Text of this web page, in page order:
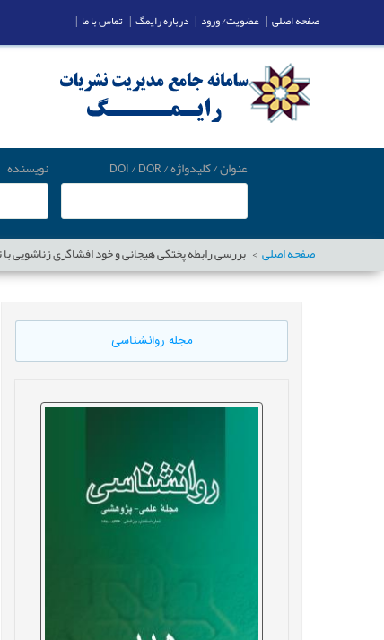
عنوان / کلیدواژه / DOI / DOR نویسنده
صفحه اصلی بررسی رابطه پختگی هیجانی و خود افشاگری زناشویی
مجله روانشناسی
صفحه اصلی | عضویت/ ورود | درباره رایمگ | تماس با ما |